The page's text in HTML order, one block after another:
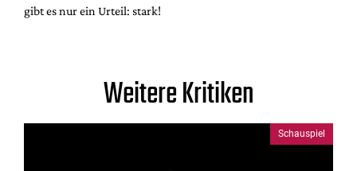
gibt es nur ein Urteil: stark!
Weitere Kritiken
Schauspiel